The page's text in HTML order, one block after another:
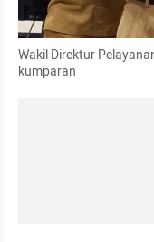
Wakil Direktur
kumparan